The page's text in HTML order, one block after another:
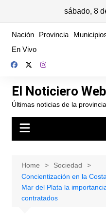
sábado, 8
content
Nación Provincia
En Vivo
El Noticiero Web
Últimas noticias de la
Home
Sociedad
Concientización en la
Mar del Plata la
contratados